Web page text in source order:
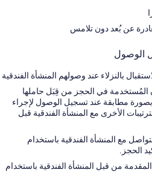
عن بُعد دون تلامس
الوصول
بالنزلاء عند وصولهم المنشأة الفندقية
المُستخدمة في الحجز من قِبَل حاملها
بصورة مطابقة عند تسجيل الوصول لإجراء
الأخرى مع المنشأة الفندقية قبل
مع المنشأة الفندقية باستخدام
الحجز.
من قبل المنشأة الفندقية باستخدام